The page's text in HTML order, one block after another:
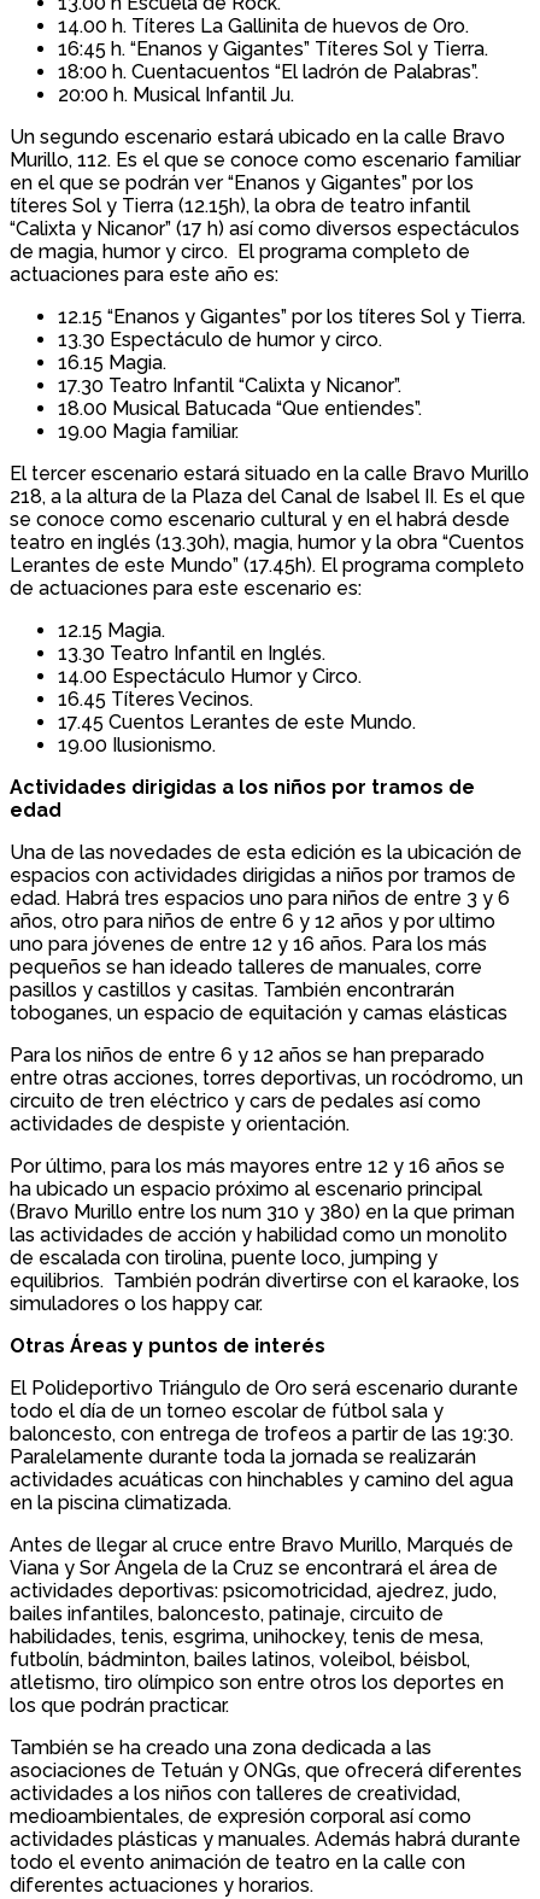
14.00 h. Títeres La Gallinita de huevos de Oro.
16:45 h. “Enanos y Gigantes” Títeres Sol y Tierra.
18:00 h. Cuentacuentos “El ladrón de Palabras”.
20:00 h. Musical Infantil Ju.
Un segundo escenario estará ubicado en la calle Bravo
Murillo, 112. Es el que se conoce como escenario familiar
en el que se podrán ver “Enanos y Gigantes” por los
títeres Sol y Tierra (12.15h), la obra de teatro infantil
“Calixta y Nicanor” (17 h) así como diversos espectáculos
de magia, humor y circo. El programa completo de
actuaciones para este año es:
12.15 “Enanos y Gigantes” por los títeres Sol y Tierra.
13.30 Espectáculo de humor y circo.
16.15 Magia.
17.30 Teatro Infantil “Calixta y Nicanor”.
18.00 Musical Batucada “Que entiendes”.
19.00 Magia familiar.
El tercer escenario estará situado en la calle Bravo Murillo
218, a la altura de la Plaza del Canal de Isabel II. Es el que
se conoce como escenario cultural y en el habrá desde
teatro en inglés (13.30h), magia, humor y la obra “Cuentos
Lerantes de este Mundo” (17.45h). El programa completo
de actuaciones para este escenario es:
12.15 Magia.
13.30 Teatro Infantil en Inglés.
14.00 Espectáculo Humor y Circo.
16.45 Títeres Vecinos.
17.45 Cuentos Lerantes de este Mundo.
19.00 Ilusionismo.
Actividades dirigidas a los niños por tramos de
edad
Una de las novedades de esta edición es la ubicación de
espacios con actividades dirigidas a niños por tramos de
edad. Habrá tres espacios uno para niños de entre 3 y 6
años, otro para niños de entre 6 y 12 años y por ultimo
uno para jóvenes de entre 12 y 16 años. Para los más
pequeños se han ideado talleres de manuales, corre
pasillos y castillos y casitas. También encontrarán
toboganes, un espacio de equitación y camas elásticas
Para los niños de entre 6 y 12 años se han preparado
entre otras acciones, torres deportivas, un rocódromo, un
circuito de tren eléctrico y cars de pedales así como
actividades de despiste y orientación.
Por último, para los más mayores entre 12 y 16 años se
ha ubicado un espacio próximo al escenario principal
(Bravo Murillo entre los num 310 y 380) en la que priman
las actividades de acción y habilidad como un monolito
de escalada con tirolina, puente loco, jumping y
equilibrios. También podrán divertirse con el karaoke, los
simuladores o los happy car.
Otras Áreas y puntos de interés
El Polideportivo Triángulo de Oro será escenario durante
todo el día de un torneo escolar de fútbol sala y
baloncesto, con entrega de trofeos a partir de las 19:30.
Paralelamente durante toda la jornada se realizarán
actividades acuáticas con hinchables y camino del agua
en la piscina climatizada.
Antes de llegar al cruce entre Bravo Murillo, Marqués de
Viana y Sor Ángela de la Cruz se encontrará el área de
actividades deportivas: psicomotricidad, ajedrez, judo,
bailes infantiles, baloncesto, patinaje, circuito de
habilidades, tenis, esgrima, unihockey, tenis de mesa,
futbolín, bádminton, bailes latinos, voleibol, béisbol,
atletismo, tiro olímpico son entre otros los deportes en
los que podrán practicar.
También se ha creado una zona dedicada a las
asociaciones de Tetuán y ONGs, que ofrecerá diferentes
actividades a los niños con talleres de creatividad,
medioambientales, de expresión corporal así como
actividades plásticas y manuales. Además habrá durante
todo el evento animación de teatro en la calle con
diferentes actuaciones y horarios.